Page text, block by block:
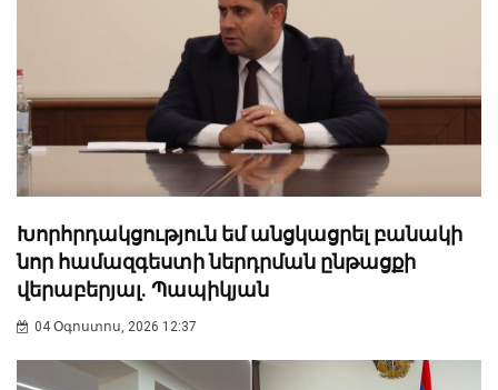
Խորհրդակցություն եմ անցկացրել բանակի
նոր համազգեստի ներդրման ընթացքի
վերաբերյալ. Պապիկյան
04 Օգոստոս, 2026 12:37